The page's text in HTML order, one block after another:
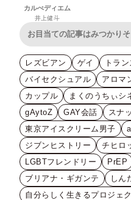
カルぺディエム
井上健斗
レズビアン ゲイ
トラ
バイセクシュアル
アロマ
カップル
まくのうちぃシ
gAytoZ
GAY会話 スナ
東京アイスクリーム男子
ジブンヒストリー
チヒロ
LGBTフレンドリー
PrEP
ブリアナ・ギガンテ
しん
自分らしく生きるプロジェ